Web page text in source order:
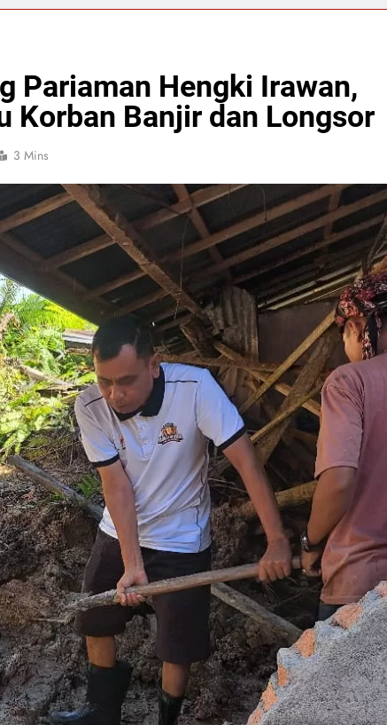
Dewan Pimpinan MUI Simalungun Audiensi dan
Komitmen Polres Batu Bara Musnahkan Hampir Dua
Pariaman Hengki Irawan,
Korban Banjir dan Longsor
3 Mins